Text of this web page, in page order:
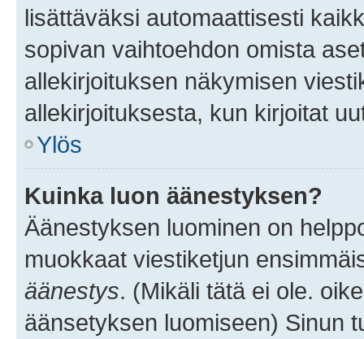
lisättäväksi automaattisesti
sopivan vaihtoehdon omista
allekirjoituksen näkymisen
allekirjoituksesta, kun kirjoitat
Ylös
Kuinka luon äänestyksen?
Äänestyksen luominen on
muokkaat viestiketjun
äänestys. (Mikäli tätä ei ole.
äänsetyksen luomiseen) Sinun